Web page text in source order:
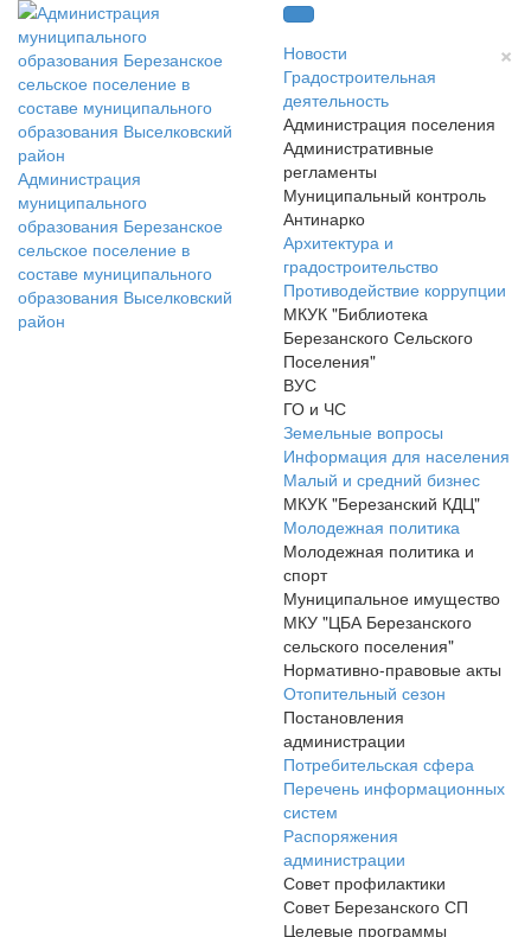
Администрация
муниципального
образования Березанское
сельское поселение в
составе муниципального
образования Выселковский
район
×
Новости
Градостроительная
деятельность
Администрация поселения
Административные
регламенты
Муниципальный контроль
Антинарко
Архитектура и
градостроительство
Противодействие коррупции
МКУК "Библиотека
Березанского Сельского
Поселения"
ВУС
ГО и ЧС
Земельные вопросы
Информация для населения
Малый и средний бизнес
МКУК "Березанский КДЦ"
Молодежная политика
Молодежная политика и
спорт
Муниципальное имущество
МКУ "ЦБА Березанского
сельского поселения"
Нормативно-правовые акты
Отопительный сезон
Постановления
администрации
Потребительская сфера
Перечень информационных
систем
Распоряжения
администрации
Совет профилактики
Совет Березанского СП
Целевые программы